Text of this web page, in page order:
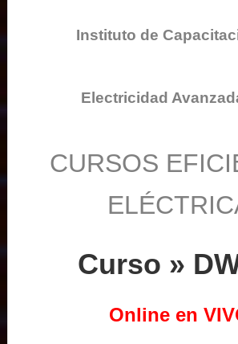
Instituto de
Electricidad
CURSOS
Curso »
Online en